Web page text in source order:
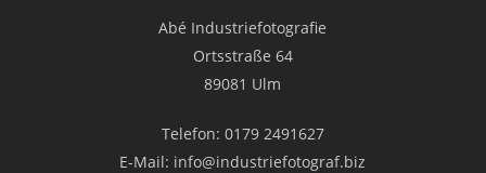
Abé Industriefotografie
Ortsstraße 64
89081 Ulm
Telefon: 0179 2491627
E-Mail: info@industriefotograf.biz